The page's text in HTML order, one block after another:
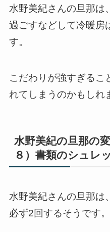
水野美紀さんの旦那は
過ごすなどして冷暖房
す。
こだわりが強すぎるこ
れてしまうのかもしれ
水野美紀の旦那の
８）書類のシュレ
水野美紀さんの旦那は
必ず2回するそうです。